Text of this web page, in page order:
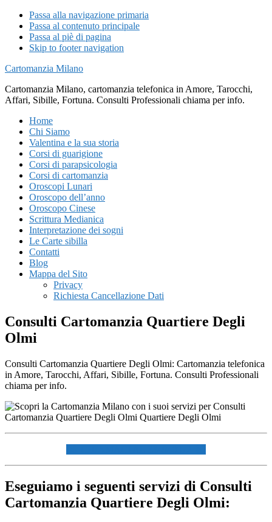
Passa alla navigazione primaria
Passa al contenuto principale
Passa al piè di pagina
Skip to footer navigation
Cartomanzia Milano
Cartomanzia Milano, cartomanzia telefonica in Amore, Tarocchi,
Affari, Sibille, Fortuna. Consulti Professionali chiama per info.
Home
Chi Siamo
Valentina e la sua storia
Corsi di guarigione
Corsi di parapsicologia
Corsi di cartomanzia
Oroscopi Lunari
Oroscopo dell’anno
Oroscopo Cinese
Scrittura Medianica
Interpretazione dei sogni
Le Carte sibilla
Contatti
Blog
Mappa del Sito
Privacy
Richiesta Cancellazione Dati
Consulti Cartomanzia Quartiere Degli
Olmi
Consulti Cartomanzia Quartiere Degli Olmi: Cartomanzia telefonica
in Amore, Tarocchi, Affari, Sibille, Fortuna. Consulti Professionali
chiama per info.
Eseguiamo i seguenti servizi di Consulti
Cartomanzia Quartiere Degli Olmi: